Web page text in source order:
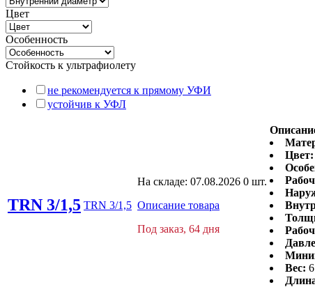
Цвет
Особенность
Стойкость к ультрафиолету
не рекомендуется к прямому УФИ
устойчив к УФЛ
TRN 3/1,5 TRN 3/1,5
На складе: 07.08.2026 0 шт.
Описание товара
Под заказ, 64 дня
Цвет:
Вес: